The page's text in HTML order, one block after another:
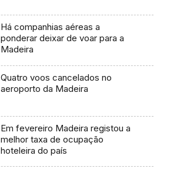
Há companhias aéreas a
ponderar deixar de voar para a
Madeira
Quatro voos cancelados no
aeroporto da Madeira
Em fevereiro Madeira registou a
melhor taxa de ocupação
hoteleira do país